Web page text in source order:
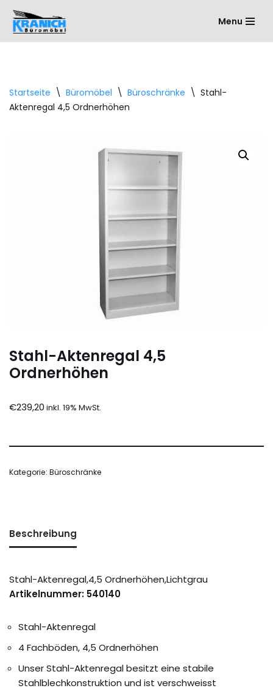
Zum
Menu
Startseite \ Büromöbel \ Büroschränke \ Stahl-
Aktenregal 4,5 Ordnerhöhen
Stahl-Aktenregal 4,5
Ordnerhöhen
€239,20
Kategorie: Büroschränke
Beschreibung
Stahl-Aktenregal,4,5 Ordnerhöhen,Lichtgrau
Artikelnummer: 540140
Stahl-Aktenregal
4 Fachböden, 4,5 Ordnerhöhen
Unser Stahl-Aktenregal besitzt eine stabile
Stahlblechkonstruktion und ist verschweisst